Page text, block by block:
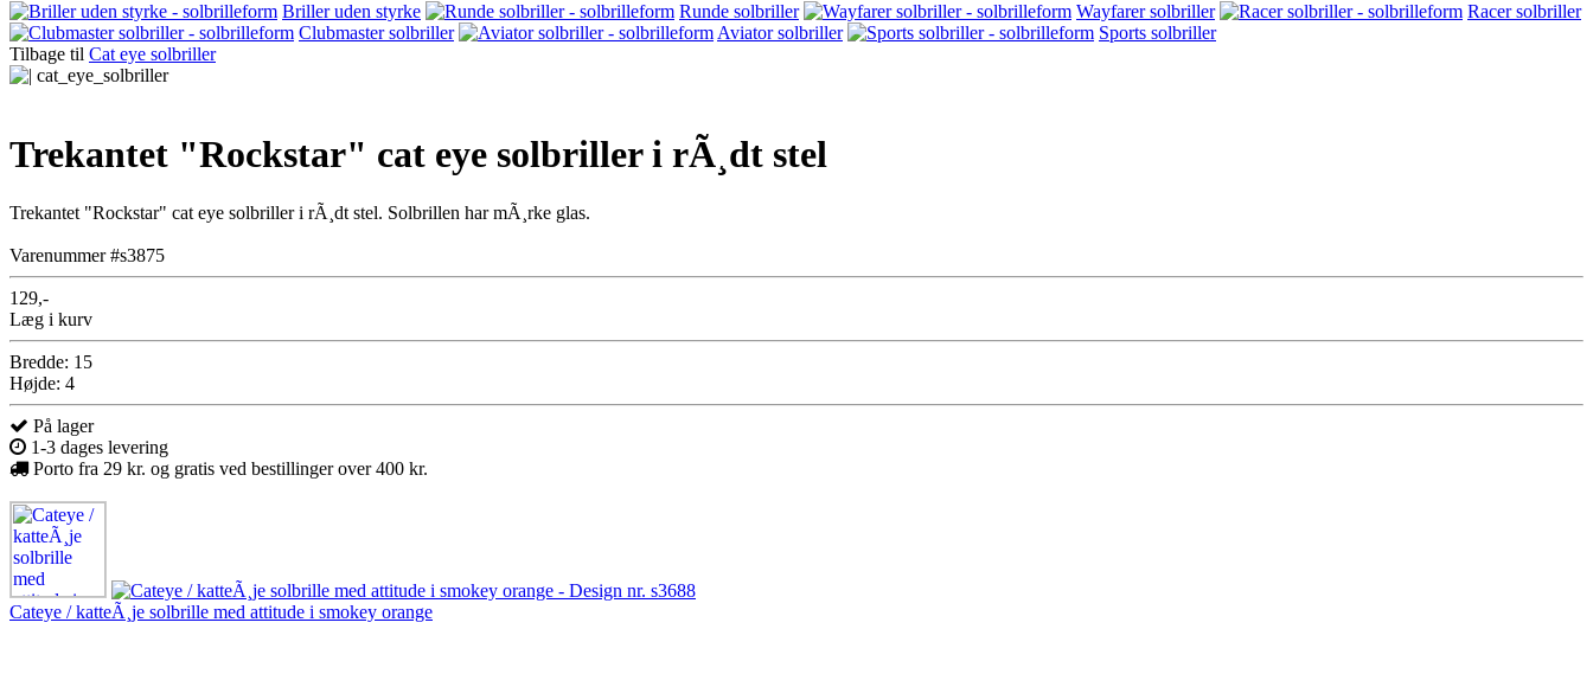
Briller uden styrke
Runde solbriller Wayfarer solbriller
Racer solbriller
Clubmaster solbriller
Aviator solbriller
Sports solbriller
Tilbage til Cat eye solbriller
Trekantet "Rockstar" cat eye solbriller i rÃ¸dt stel
Trekantet "Rockstar" cat eye solbriller i rÃ¸dt stel. Solbrillen har mÃ¸rke glas.
Varenummer #s3875
129,-
Læg i kurv
Bredde: 15
Højde: 4
På lager
1-3 dages levering
Porto fra 29 kr. og gratis ved bestillinger over 400 kr.
Cateye / katteÃ¸je solbrille med attitude i smokey orange